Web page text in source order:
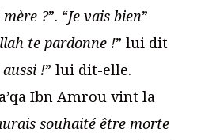
mère ?”. “Je vais bien”
te pardonne !” lui dit
!” lui dit-elle.
Ibn Amrou vint la
souhaité être morte